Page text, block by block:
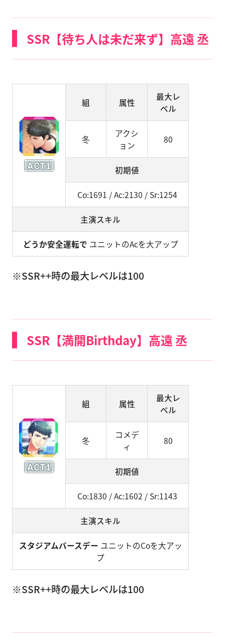
SSR【待ち人は未だ来ず】高遠 丞
組 属性
最大レ
ベル
冬
アクシ
ョン
80
初期値
Co:1691 / Ac:2130 / Sr:1254
主演スキル
どうか安全運転で ユニットのAcを大アップ
※SSR++時の最大レベルは100
SSR【満開Birthday】高遠 丞
組 属性
最大レ
ベル
冬
コメデ
ィ
80
初期値
Co:1830 / Ac:1602 / Sr:1143
主演スキル
スタジアムバースデー ユニットのCoを大アッ
プ
※SSR++時の最大レベルは100